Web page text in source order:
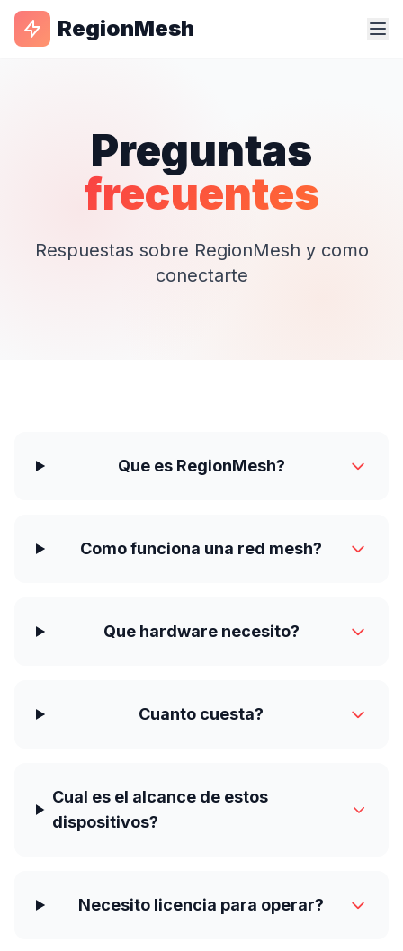
RegionMesh
Preguntas
frecuentes
Respuestas sobre RegionMesh y como
conectarte
Que es RegionMesh?
Como funciona una red mesh?
Que hardware necesito?
Cuanto cuesta?
Cual es el alcance de estos
dispositivos?
Necesito licencia para operar?